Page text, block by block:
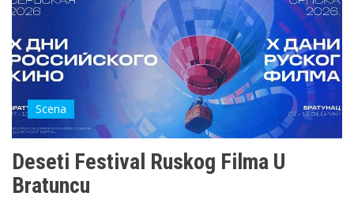
Scena
Deseti Festival Ruskog Filma U
Bratuncu